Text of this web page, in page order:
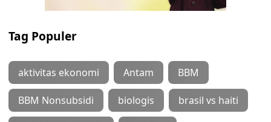
Tag Populer
aktivitas ekonomi Antam BBM
BBM Nonsubsidi biologis brasil vs haiti